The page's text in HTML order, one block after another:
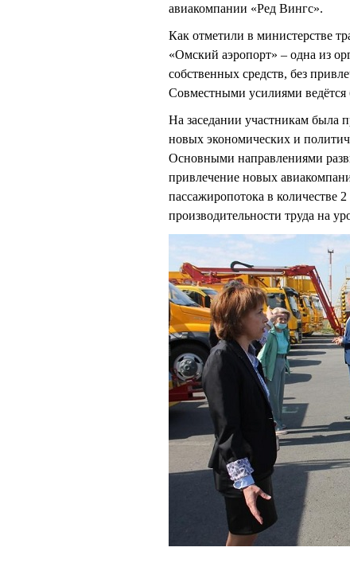
авиакомпании «Ред Вингс».
Как отметили в министерстве
«Омский аэропорт» – одна из
собственных средств, без
Совместными усилиями ведётся
На заседании участникам была
новых экономических и
Основными направлениями
привлечение новых
пассажиропотока в количестве
производительности труда на